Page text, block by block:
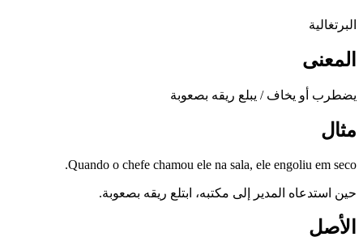
البرتغالية
المعنى
يضطرب أو يخاف / يبلع ريقه بصعوبة
مثال
Quando o chefe chamou ele na sala, ele engoliu em seco.
حين استدعاه المدير إلى مكتبه، ابتلع ريقه بصعوبة.
الأصل